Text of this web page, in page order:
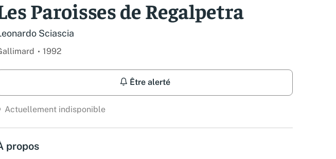
Paroisses de Regalpetra
Sciascia
1992
Être alerté
Actuellement indisponible
propos